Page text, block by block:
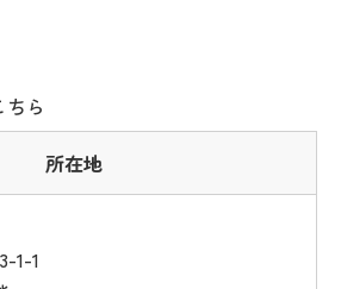
ら
所在地
1-1